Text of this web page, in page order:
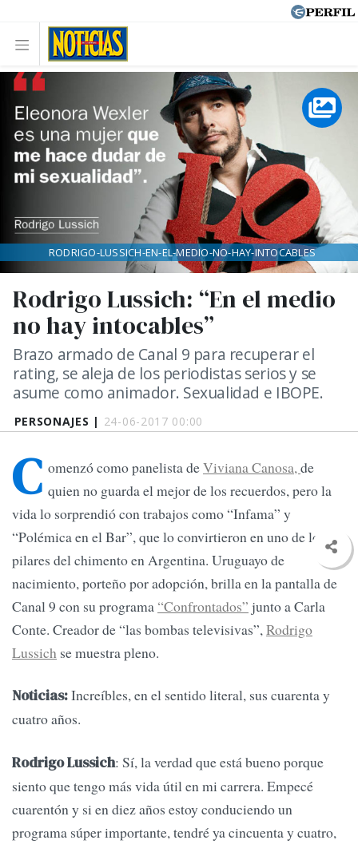
PERSONAJES | 24-06-2017 00:00
Rodrigo Lussich: “En el medio
no hay intocables”
Brazo armado de Canal 9 para recuperar el
rating, se aleja de los periodistas serios y se
asume como animador. Sexualidad e IBOPE.
RODRIGO-LUSSICH-EN-EL-MEDIO-NO-HAY-INTOCABLES
C omenzó como panelista deViviana Canosa,de
quien no guarda el mejor de los recuerdos, pero la
vida lo sorprendió con trabajos como “Infama” y
“Polémica en el Bar”, que lo convirtieron en uno de los
pilares del chimento en Argentina. Uruguayo de
nacimiento, porteño por adopción, brilla en la pantalla de
Canal 9 con su programa “Confrontados” junto a Carla
Conte. Creador de “las bombas televisivas”,Rodrigo
Lussich se muestra pleno.
Noticias:Increíbles, en el sentido literal, sus cuarenta y
cuatro años.
Rodrigo Lussich: Sí, la verdad que está bueno porque
siento que tengo más vida útil en mi carrera. Empecé
cuarentón y si en diez años estoy conduciendo un
programa súper importante, tendré ya cincuenta y cuatro,